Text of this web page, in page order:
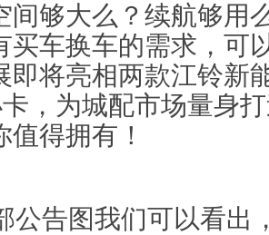
间够大么？续航够用
买车换车的需求，可
即将亮相两款江铃新
，为城配市场量身
得拥有！
公告图我们可以看出